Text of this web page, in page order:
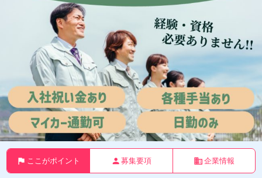
flag ここがポイント person 募集要項 business 企業情報